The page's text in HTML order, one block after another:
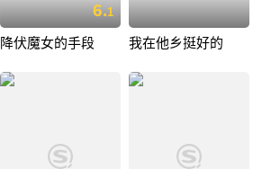
6.1
降伏魔女的手段 我在他乡挺好的